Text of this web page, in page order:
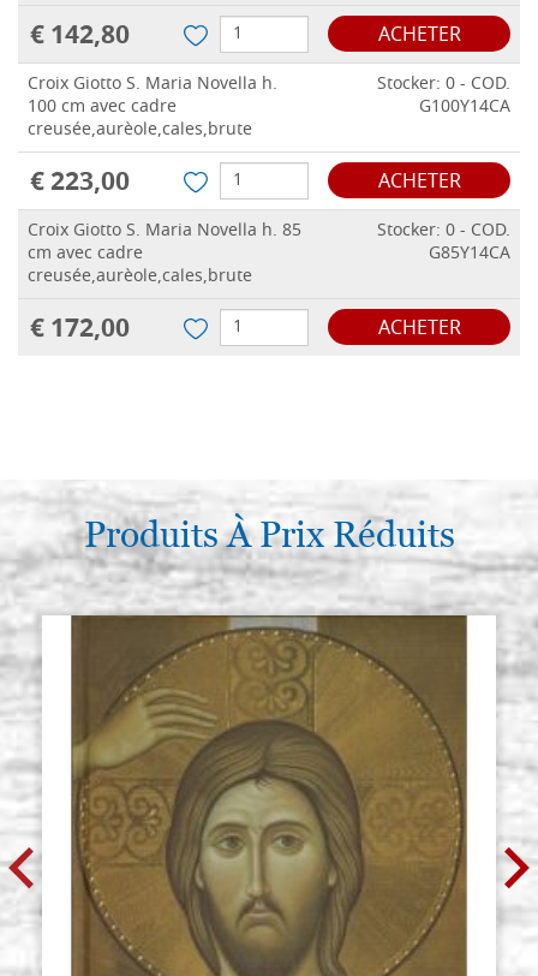
€ 142,80 ACHETER
Croix Giotto S. Maria Novella h.
100 cm avec cadre
creusée,aurèole,cales,brute
Stocker: 0 - COD.
G100Y14CA
€ 223,00 ACHETER
Croix Giotto S. Maria Novella h. 85
cm avec cadre
creusée,aurèole,cales,brute
Stocker: 0 - COD.
G85Y14CA
€ 172,00 ACHETER
Produits À Prix Réduits